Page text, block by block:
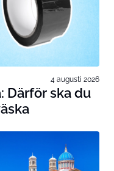
4 augusti 2026
Därför ska du